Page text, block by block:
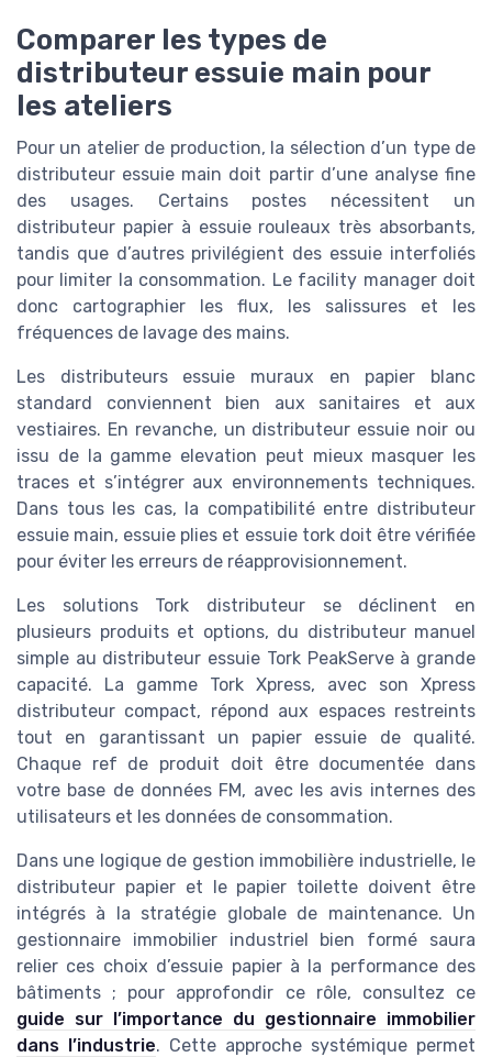
Comparer les types de
distributeur essuie main pour
les ateliers
Pour un atelier de production, la sélection d’un type de
distributeur essuie main doit partir d’une analyse fine
des usages. Certains postes nécessitent un
distributeur papier à essuie rouleaux très absorbants,
tandis que d’autres privilégient des essuie interfoliés
pour limiter la consommation. Le facility manager doit
donc cartographier les flux, les salissures et les
fréquences de lavage des mains.
Les distributeurs essuie muraux en papier blanc
standard conviennent bien aux sanitaires et aux
vestiaires. En revanche, un distributeur essuie noir ou
issu de la gamme elevation peut mieux masquer les
traces et s’intégrer aux environnements techniques.
Dans tous les cas, la compatibilité entre distributeur
essuie main, essuie plies et essuie tork doit être vérifiée
pour éviter les erreurs de réapprovisionnement.
Les solutions Tork distributeur se déclinent en
plusieurs produits et options, du distributeur manuel
simple au distributeur essuie Tork PeakServe à grande
capacité. La gamme Tork Xpress, avec son Xpress
distributeur compact, répond aux espaces restreints
tout en garantissant un papier essuie de qualité.
Chaque ref de produit doit être documentée dans
votre base de données FM, avec les avis internes des
utilisateurs et les données de consommation.
Dans une logique de gestion immobilière industrielle, le
distributeur papier et le papier toilette doivent être
intégrés à la stratégie globale de maintenance. Un
gestionnaire immobilier industriel bien formé saura
relier ces choix d’essuie papier à la performance des
bâtiments ; pour approfondir ce rôle, consultez ce
guide sur l’importance du gestionnaire immobilier
dans l’industrie. Cette approche systémique permet